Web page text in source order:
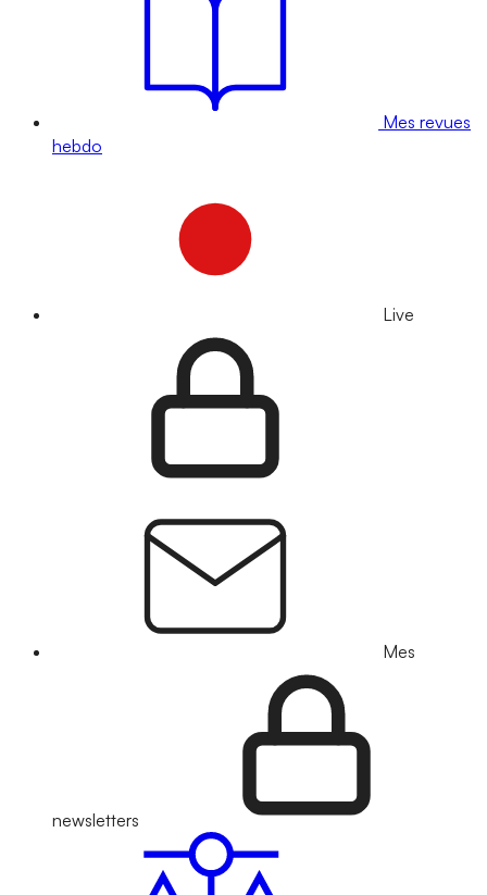
Mes revues
hebdo
Live
Mes
newsletters